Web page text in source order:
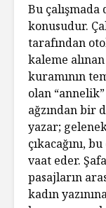
Bu
konusudur.
tarafından
kaleme
kuramının
olan
ağzından bir
yazar;
çıkacağını,
vaat eder.
pasajların
kadın